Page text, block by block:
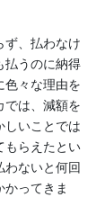
ず、払わなけ
払うのに納得
色々な理由を
では、減額を
しいことでは
もらえたとい
わないと何回
ってきま